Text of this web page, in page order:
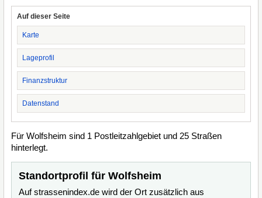
Auf dieser Seite
Karte
Lageprofil
Finanzstruktur
Datenstand
Für Wolfsheim sind 1 Postleitzahlgebiet und 25 Straßen
hinterlegt.
Standortprofil für Wolfsheim
Auf strassenindex.de wird der Ort zusätzlich aus